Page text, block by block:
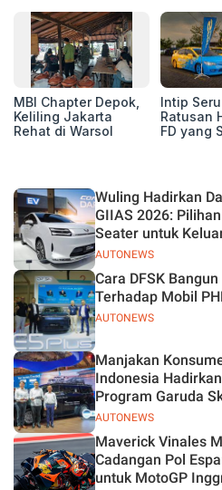
MBI Chapter Depok,
Keliling Jakarta
Rehat di Warsol
Intip
Ratusan
FD yang
AUTONEWS
Wuling Hadirkan
GIIAS 2026:
Seater untuk
AUTONEWS
Cara DFSK
Terhadap Mobil
AUTONEWS
Manjakan
Indonesia
Program Garuda
Hybrid EV
Maverick Vinales
Cadangan Pol
untuk MotoGP